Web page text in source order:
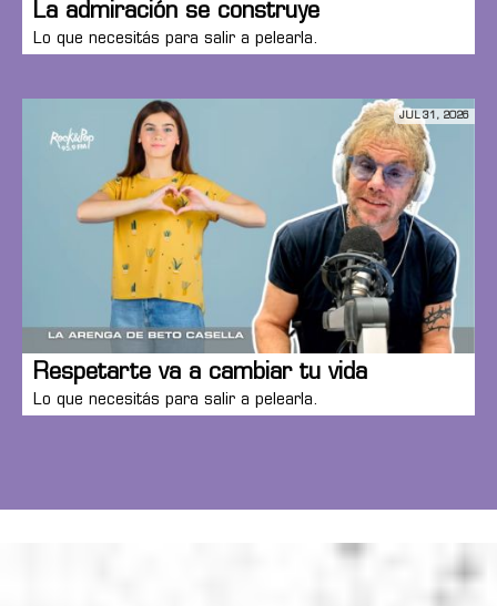
La admiración se construye
Lo que necesitás para salir a pelearla.
JUL 31, 2026
Respetarte va a cambiar tu vida
Lo que necesitás para salir a pelearla.